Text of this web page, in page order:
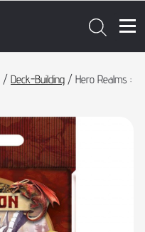
/ Deck-Building / Hero Realms :